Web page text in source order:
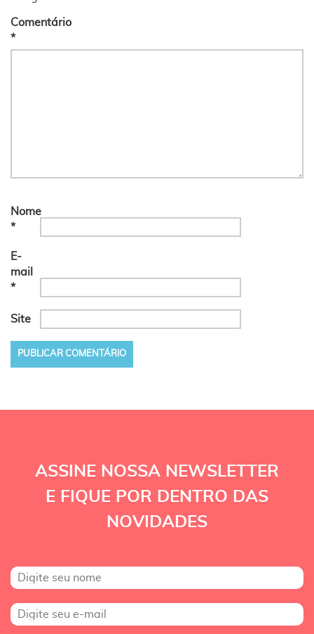
Comentário
*
Nome
*
E-
mail
*
Site
ASSINE NOSSA NEWSLETTER
E FIQUE POR DENTRO DAS
NOVIDADES